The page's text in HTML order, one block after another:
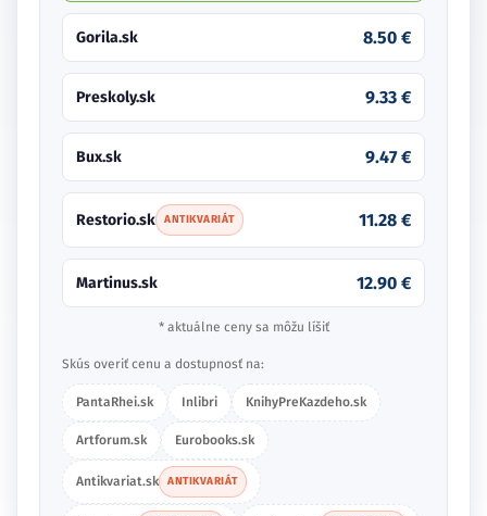
Gorila.sk 8.50 €
Preskoly.sk 9.33 €
Bux.sk 9.47 €
Restorio.sk ANTIKVARIÁT 11.28 €
Martinus.sk 12.90 €
* aktuálne ceny sa môžu líšiť
Skús overiť cenu a dostupnosť na:
PantaRhei.sk Inlibri KnihyPreKazdeho.sk
Artforum.sk Eurobooks.sk
Antikvariat.sk ANTIKVARIÁT